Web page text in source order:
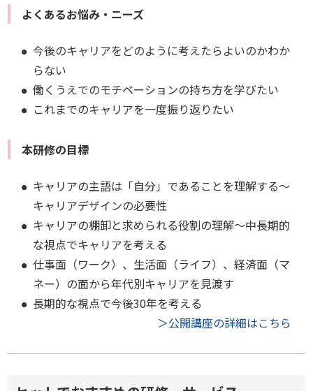
よくあるお悩み・ニーズ
今後のキャリアをどのように考えたらよいのかわか
らない
働くうえでのモチベーションの持ち方を学びたい
これまでのキャリアを一度振り返りたい
本研修の目標
キャリアの主語は「自分」であることを理解する～
キャリアデザインの必要性
キャリアの棚卸と求められる役割の理解～中長期的
な視点でキャリアを考える
仕事面（ワーク）、生活面（ライフ）、経済面（マ
ネー）の面から年代別キャリアを見渡す
長期的な視点で今後30年を考える
＞公開講座の詳細はこちら